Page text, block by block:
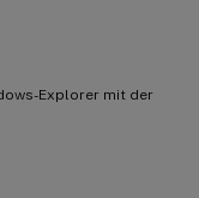
Explorer mit der